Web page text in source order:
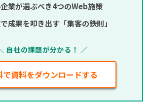
業が選ぶべき4つのWeb施策
成果を叩き出す「集客の鉄則」
自社の課題が分かる！ ／
で資料をダウンロードする